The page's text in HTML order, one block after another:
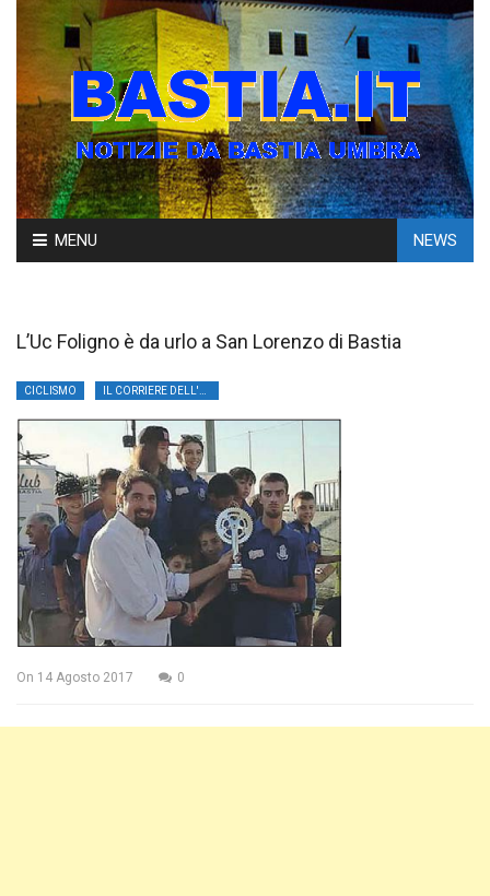
Skip
to
MENU NEWS
L’Uc Foligno è da urlo a San Lorenzo di Bastia
CICLISMO
On 14 Agosto 2017 0